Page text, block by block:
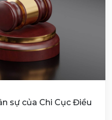
sự của Chi Cục Điều